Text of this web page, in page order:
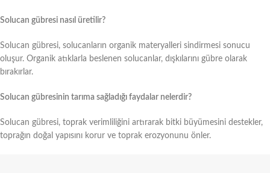
Solucan gübresi nasıl üretilir?
Solucan gübresi, solucanların organik materyalleri sindirmesi sonucu
oluşur. Organik atıklarla beslenen solucanlar, dışkılarını gübre olarak
bırakırlar.
Solucan gübresinin tarıma sağladığı faydalar nelerdir?
Solucan gübresi, toprak verimliliğini artırarak bitki büyümesini destekler,
toprağın doğal yapısını korur ve toprak erozyonunu önler.